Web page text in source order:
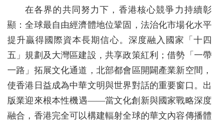
在各界的共同努力下，香港核心競爭力持續彰
顯：全球最自由經濟體地位鞏固，法治化市場化水平
提升贏得國際資本長期信心。深度融入國家「十四
五」規劃及大灣區建設，共享政策紅利；借勢「一帶
一路」拓展文化通道，北部都會區開闢產業新空間，
使香港日益成為中華文明與世界對話的重要窗口。出
版業迎來根本性機遇——當文化創新與國家戰略深度
融合，香港完全可以構建輻射全球的華文內容傳播體